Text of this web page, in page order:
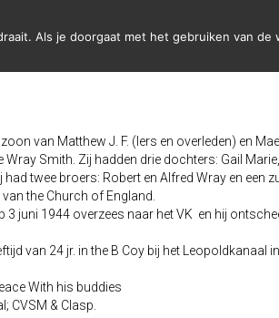
van Matthew J. F. (Iers en overleden) en
Smith. Zij hadden drie dochters: Gail
twee broers: Robert en Alfred Wray en een
the Church of England.
juni 1944 overzees naar het VK en hij
van 24 jr. in the B Coy bij het Leopoldkanaal
With his buddies
CVSM & Clasp.
Als je doorgaat met het gebruiken van